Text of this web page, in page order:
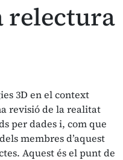
relectura
3D en el context
revisió de la realitat
per dades i, com que
membres d’aquest
Aquest és el punt de